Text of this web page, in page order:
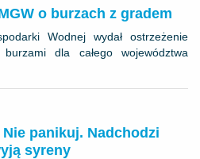
o burzach z gradem
Wodnej wydał ostrzeżenie
dla całego województwa
Nie panikuj. Nadchodzi
syreny